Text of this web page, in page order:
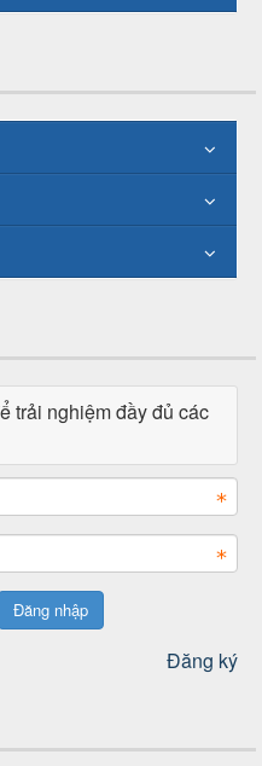
trải nghiệm đầy đủ các
Đăng nhập
Đăng ký